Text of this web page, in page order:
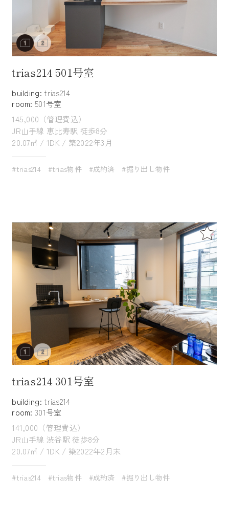
trias214 501号室
building: trias214
room: 501号室
145,000（管理費込）
JR山手線 恵比寿駅 徒歩8分
20.07㎡ / 1DK / 築2022年3月
#trias214 #trias物件 #成約済 #掘り出し物件
trias214 301号室
building: trias214
room: 301号室
141,000（管理費込）
JR山手線 渋谷駅 徒歩8分
20.07㎡ / 1DK / 築2022年2月末
#trias214 #trias物件 #成約済 #掘り出し物件